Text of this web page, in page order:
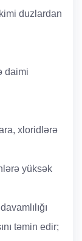
duzlardan
daimi
xloridlərə
yüksək
təmin edir;